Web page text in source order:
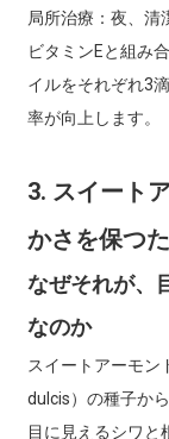
局所治療：夜、清
ビタミンEと組み
イルをそれぞれ3
率が向上します。
3. スイート
かさを保つ
なぜそれが、
なのか
スイートアーモン
dulcis）の種子か
目に見えるシワと